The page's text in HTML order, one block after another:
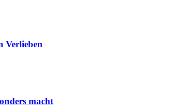
Verlieben
macht